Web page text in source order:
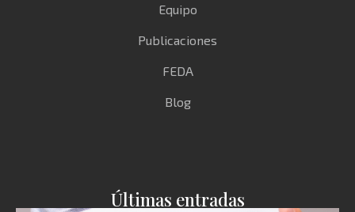
Equipo
Publicaciones
FEDA
Blog
Últimas entradas